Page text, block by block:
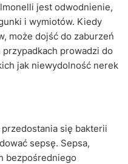
jest odwodnienie,
i wymiotów. Kiedy
może dojść do zaburzeń
prowadzi do
jak niewydolność nerek
się bakterii
sepsę. Sepsa,
bezpośredniego